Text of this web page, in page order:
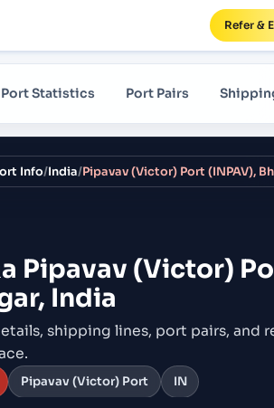
Refer &
Port Statistics Port Pairs
Info/India/Pipavav (Victor) Port (INPAV),
Pipavav (Victor)
India
shipping lines, port pairs, and
Pipavav (Victor) Port IN